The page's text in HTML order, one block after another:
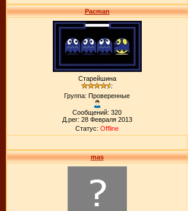
Pacman
Старейшина
Группа: Проверенные
Сообщений: 320
Д.рег: 28 Февраля 2013
Статус: Offline
mas